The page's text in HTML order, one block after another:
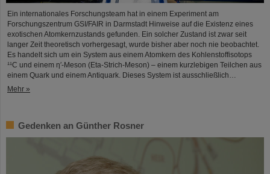
Ein internationales Forschungsteam hat in einem Experiment am
Forschungszentrum GSI/FAIR in Darmstadt Hinweise auf die Existenz eines
exotischen Atomkernzustands gefunden. Ein solcher Zustand ist zwar seit
langer Zeit theoretisch vorhergesagt, wurde bisher aber noch nie beobachtet.
Es handelt sich um ein System aus einem Atomkern des Kohlenstoffisotops
¹¹C und einem η′‑Meson (Eta-Strich-Meson) – einem kurzlebigen Teilchen aus
einem Quark und einem Antiquark. Dieses System ist ausschließlich…
Mehr »
Gedenken an Günther Rosner